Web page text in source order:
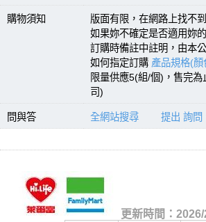
購物須知 版面有限，在網路上找不
如果妳不確定是否適用妳
訂購時備註中註明，由本
如何指定訂購 產品規格(顏
限量供應5(組/個)，售完
司)
問與答 全網站搜尋 提出 詢問
更新時間：